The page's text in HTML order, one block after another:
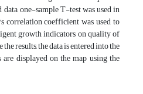
one-sample T-test was used in
correlation coefficient was used to
growth indicators on quality of
results, the data is entered into the
displayed on the map using the